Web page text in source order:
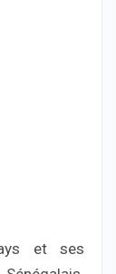
et ses